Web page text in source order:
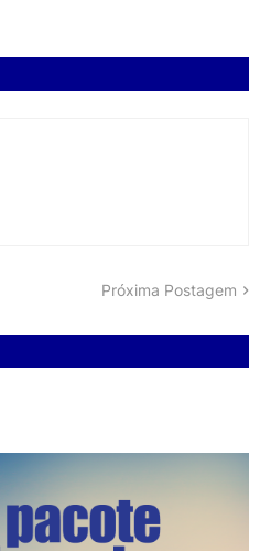
Próxima Postagem